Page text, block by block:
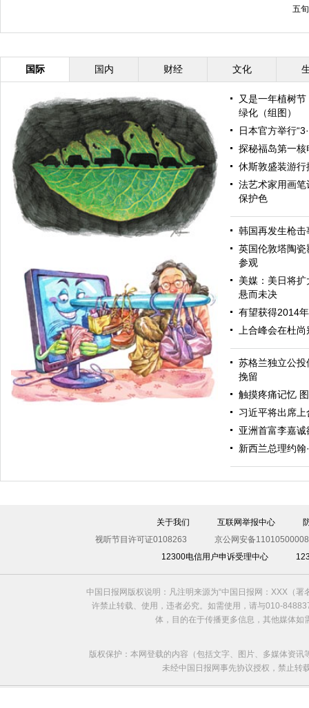
五
国际 国内 财经 文化
减少碳排放
“100%正品”
又是一年植树
绿化（组图）
日本官方举行
探秘福岛第一
休斯敦盛装游
法艺术家用画笔
保护色
韩国再发生枪
英国伦敦塔陶
参观
美媒：美日将
悬而未决
有望获得2014
上合峰会在杜
苏格兰独立公
挽留
触摸疼痛记忆
习近平将出席
亚洲首富李嘉
新西兰总理约翰
关于我们 互联网举报中心
视听节目许可证0108263
京公网安备
12300电信用户申诉受理中心
中国日报网版权说明：凡注明来源为“中国日报网：XXX（
许禁止转载、使用，违者必究。如需使用，请与010-
体，目的在于传播更多信息，其他媒体
版权保护：本网登载的内容（包括文字、图片、多媒体资
未经中国日报网事先协议授权，禁止转